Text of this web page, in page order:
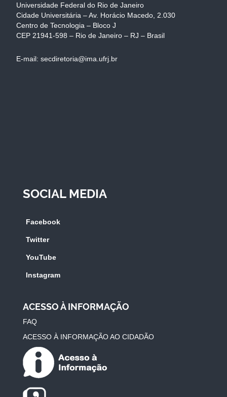
Universidade Federal do Rio de Janeiro
Cidade Universitária – Av. Horácio Macedo, 2.030
Centro de Tecnologia – Bloco J
CEP 21941-598 – Rio de Janeiro – RJ – Brasil
E-mail: secdiretoria@ima.ufrj.br
SOCIAL MEDIA
Facebook
Twitter
YouTube
Instagram
ACESSO À INFORMAÇÃO
FAQ
ACESSO À INFORMAÇÃO AO CIDADÃO